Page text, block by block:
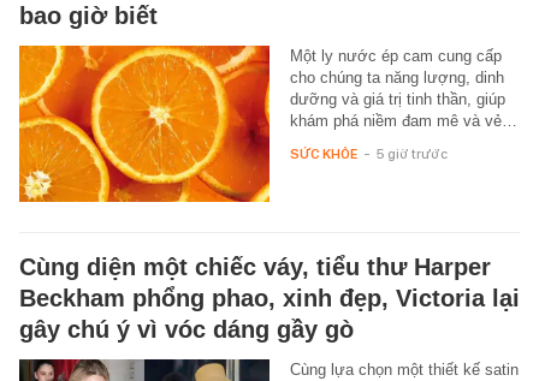
bao giờ biết
Một ly nước ép cam cung cấp
cho chúng ta năng lượng, dinh
dưỡng và giá trị tinh thần, giúp
khám phá niềm đam mê và vẻ…
SỨC KHỎE - 5 giờ trước
Cùng diện một chiếc váy, tiểu thư Harper
Beckham phổng phao, xinh đẹp, Victoria lại
gây chú ý vì vóc dáng gầy gò
Cùng lựa chọn một thiết kế satin